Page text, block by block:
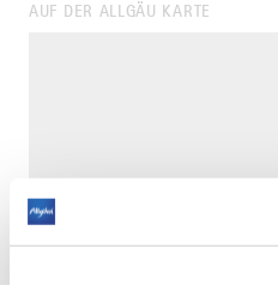
AUF DER ALLGÄU KARTE